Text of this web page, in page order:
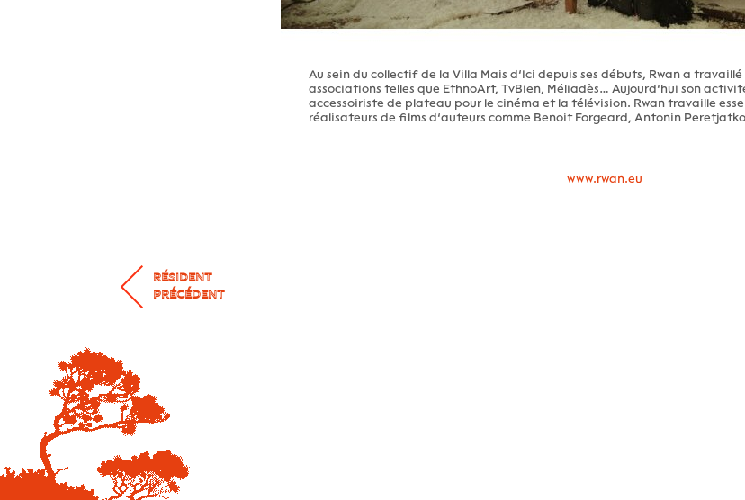
Au sein du collectif de la Villa Mais d’Ici depuis ses débuts, Rwan a travaillé
associations telles que EthnoArt, TvBien, Méliadès… Aujourd’hui son
accessoiriste de plateau pour le cinéma et la télévision. Rwan travaille
réalisateurs de films d’auteurs comme Benoit Forgeard, Antonin
www.rwan.eu
RÉSIDENT
PRÉCÉDENT